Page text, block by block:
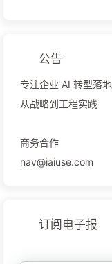
公告
专注企业 AI 转型落地
从战略到工程实践
商务合作
nav@iaiuse.com
订阅电子报